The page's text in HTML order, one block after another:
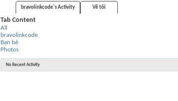
bravolinkcode's Activity Về tôi
Tab Content
All
bravolinkcode
Bạn bè
Photos
No Recent Activity